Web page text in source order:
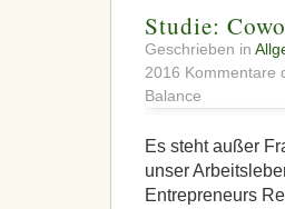
Studie:
Geschrieben in
2016 Kommentare
Balance
Es steht außer
unser
Entrepreneurs